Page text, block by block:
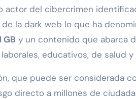
actor del cibercrimen
la dark web lo que ha
GB y un contenido que abarca
educativos, de salud
que puede ser considerada
directo a millones de